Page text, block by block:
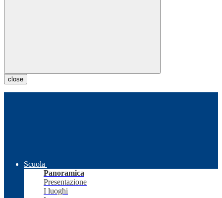
close
Scuola
Panoramica
Presentazione
I luoghi